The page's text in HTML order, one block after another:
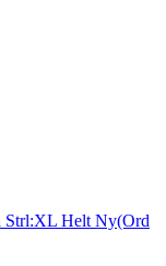
Strl:XL Helt Ny(Ord